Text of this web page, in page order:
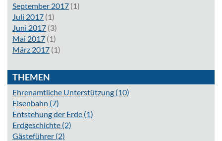
September 2017 (1)
Juli 2017 (1)
Juni 2017 (3)
Mai 2017 (1)
März 2017 (1)
THEMEN
Ehrenamtliche Unterstützung (10)
Eisenbahn (7)
Entstehung der Erde (1)
Erdgeschichte (2)
Gästeführer (2)